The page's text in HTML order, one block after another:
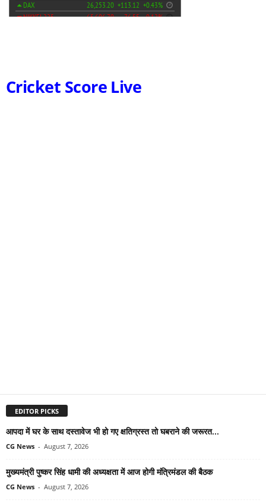
Cricket Score Live
EDITOR PICKS
आपदा में घर के साथ दस्तावेज भी हो गए क्षतिग्रस्त तो घबराने की जरूरत...
CG News - August 7, 2026
मुख्यमंत्री पुष्कर सिंह धामी की अध्यक्षता में आज होगी मंत्रिमंडल की बैठक
CG News - August 7, 2026